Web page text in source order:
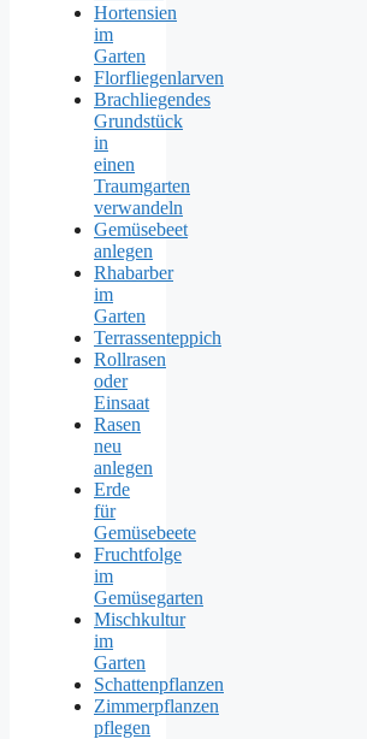
Hortensien
im
Garten
Florfliegenlarven
Brachliegendes
Grundstück
in
einen
Traumgarten
verwandeln
Gemüsebeet
anlegen
Rhabarber
im
Garten
Terrassenteppich
Rollrasen
oder
Einsaat
Rasen
neu
anlegen
Erde
für
Gemüsebeete
Fruchtfolge
im
Gemüsegarten
Mischkultur
im
Garten
Schattenpflanzen
Zimmerpflanzen
pflegen